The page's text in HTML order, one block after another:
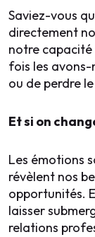
–
Saviez-vous
directement
notre capacité
fois les avons-
ou de perdre
Et si on
Les émotions
révèlent nos
opportunités.
laisser
relations